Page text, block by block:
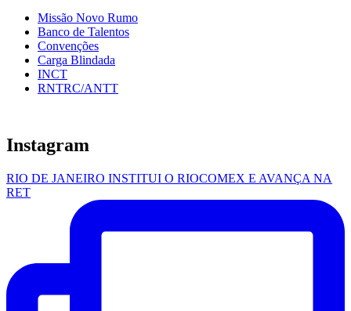
Missão Novo Rumo
Banco de Talentos
Convenções
Carga Blindada
INCT
RNTRC/ANTT
Instagram
RIO DE JANEIRO INSTITUI O RIOCOMEX E AVANÇA NA
RET